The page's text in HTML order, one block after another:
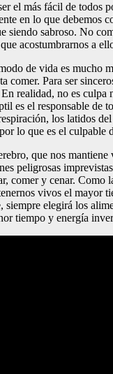
el más fácil de todos
en lo que debemos
siendo sabroso. No
acostumbrarnos a
de vida es mucho
comer. Para ser
realidad, no es culpa
es el responsable de
los latidos
lo que es el culpable
que nos
peligrosas
comer y cenar. Como
vivos el mayor
siempre elegirá los
tiempo y energía